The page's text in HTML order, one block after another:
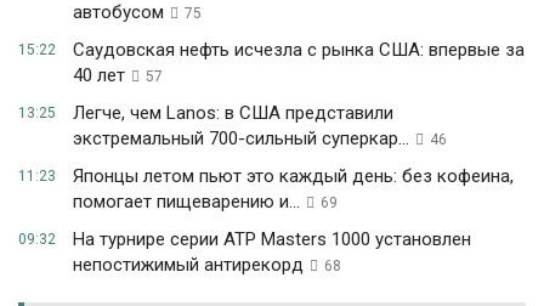
автобусом
75
15:22
Саудовская нефть исчезла с рынка США: впервые за
40 лет
57
13:25
Легче, чем Lanos: в США представили
экстремальный 700-сильный суперкар...
46
11:23
Японцы летом пьют это каждый день: без кофеина,
помогает пищеварению и...
69
09:32
На турнире серии ATP Masters 1000 установлен
непостижимый антирекорд
68